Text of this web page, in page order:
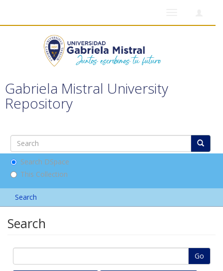
Gabriela Mistral University
Repository
Search DSpace
This Collection
Search
Search
Go